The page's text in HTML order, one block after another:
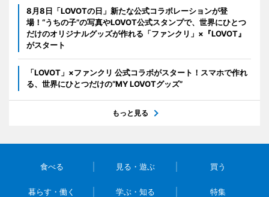
8月8日「LOVOTの日」新たな公式コラボレーションが登
場！“うちの子”の写真やLOVOT公式スタンプで、世界にひとつ
だけのオリジナルグッズが作れる「ファンクリ」×『LOVOT』
がスタート
「LOVOT」×ファンクリ 公式コラボがスタート！スマホで作れ
る、世界にひとつだけの“MY LOVOTグッズ”
もっと見る
食べる 見る・遊ぶ 買う
暮らす・働く 学ぶ・知る 特集